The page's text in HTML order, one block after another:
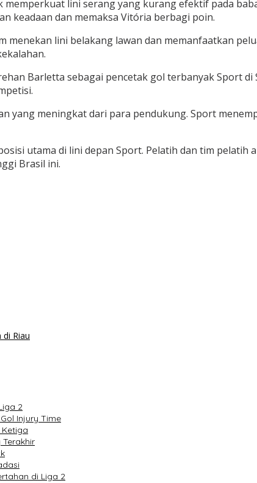
lini serang yang kurang efektif pada
keadaan dan memaksa Vitória berbagi poin.
lini belakang lawan dan memanfaatkan
Barletta sebagai pencetak gol terbanyak Sport di
yang meningkat dari para pendukung. Sport
utama di lini depan Sport. Pelatih dan tim
Brasil ini.
Riau
2
Injury Time
di Liga 2